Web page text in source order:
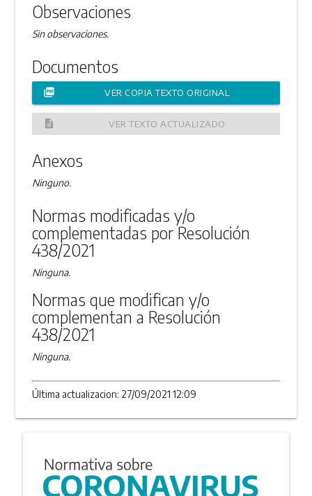
Observaciones
Sin observaciones.
Documentos
picture_as_pdf VER COPIA TEXTO ORIGINAL
description VER TEXTO ACTUALIZADO
Anexos
Ninguno.
Normas modificadas y/o
complementadas por Resolución
438/2021
Ninguna.
Normas que modifican y/o
complementan a Resolución
438/2021
Ninguna.
Última actualizacion: 27/09/2021 12:09